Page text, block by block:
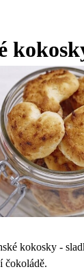
kokosky -
čokoládě.